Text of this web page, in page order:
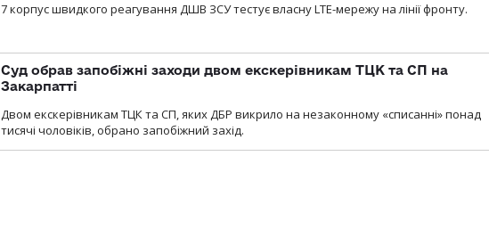
7 корпус швидкого реагування ДШВ ЗСУ тестує власну LTE-мережу на лінії фронту.
Суд обрав запобіжні заходи двом екскерівникам ТЦК та СП на
Закарпатті
Двом екскерівникам ТЦК та СП, яких ДБР викрило на незаконному «списанні» понад
тисячі чоловіків, обрано запобіжний захід.